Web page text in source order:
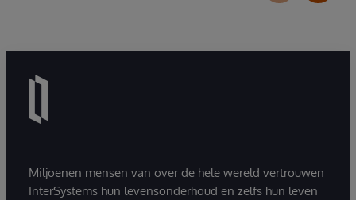
Miljoenen mensen van over de hele wereld vertrouwen
InterSystems hun levensonderhoud en zelfs hun leven